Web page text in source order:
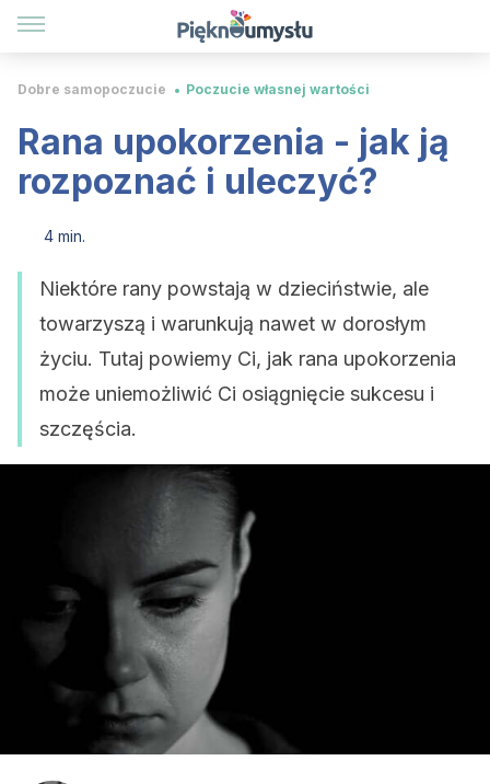
Dobre samopoczucie Poczucie własnej wartości
Rana upokorzenia - jak ją
rozpoznać i uleczyć?
4 min.
Niektóre rany powstają w dzieciństwie, ale
towarzyszą i warunkują nawet w dorosłym
życiu. Tutaj powiemy Ci, jak rana upokorzenia
może uniemożliwić Ci osiągnięcie sukcesu i
szczęścia.